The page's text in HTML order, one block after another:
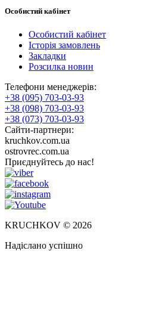
Особистий кабінет
Особистий кабінет
Історія замовлень
Закладки
Розсилка новин
Телефони менеджерів:
+38 (095) 703-03-93
+38 (098) 703-03-93
+38 (073) 703-03-93
Сайти-партнери:
kruchkov.com.ua
ostrovrec.com.ua
Приєднуйтесь до нас!
KRUCHKOV © 2026
Надіслано успішно